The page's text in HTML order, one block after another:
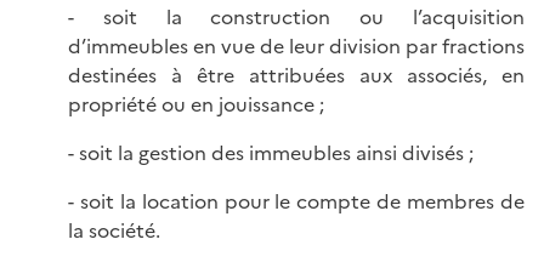
- soit la construction ou l’acquisition
d’immeubles en vue de leur division par fractions
destinées à être attribuées aux associés, en
propriété ou en jouissance ;
- soit la gestion des immeubles ainsi divisés ;
- soit la location pour le compte de membres de
la société.